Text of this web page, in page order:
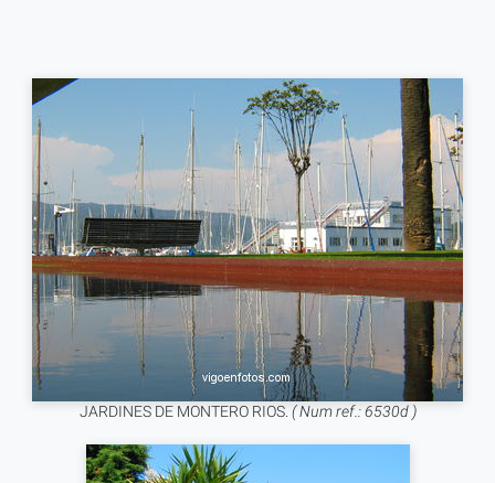
JARDINES DE MONTERO RIOS. ( Num ref.: 6530d )